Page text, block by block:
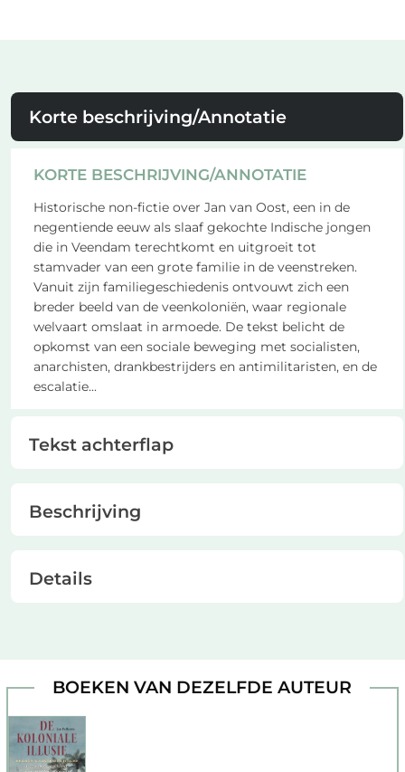
Korte beschrijving/Annotatie
KORTE BESCHRIJVING/ANNOTATIE
Historische non-fictie over Jan van Oost, een in de
negentiende eeuw als slaaf gekochte Indische jongen
die in Veendam terechtkomt en uitgroeit tot
stamvader van een grote familie in de veenstreken.
Vanuit zijn familiegeschiedenis ontvouwt zich een
breder beeld van de veenkoloniën, waar regionale
welvaart omslaat in armoede. De tekst belicht de
opkomst van een sociale beweging met socialisten,
anarchisten, drankbestrijders en antimilitaristen, en de
escalatie...
Tekst achterflap
Beschrijving
Details
BOEKEN VAN DEZELFDE AUTEUR